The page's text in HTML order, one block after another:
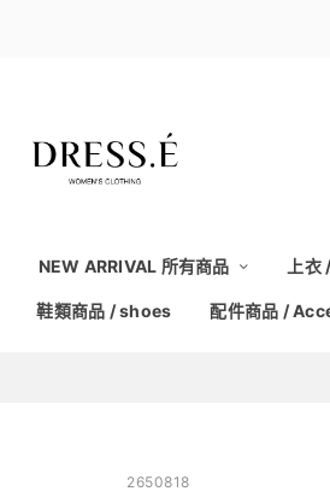
NEW ARRIVAL 所有商品 上
鞋類商品 / shoes 配件商品 /
2650818